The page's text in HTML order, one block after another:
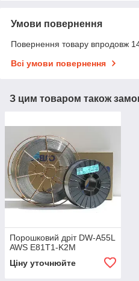
Умови повернення
Повернення товару впродовж
Всі умови повернення
З цим товаром також
Порошковий дріт DW-A55L
AWS E81T1-K2M
Ціну уточнюйте